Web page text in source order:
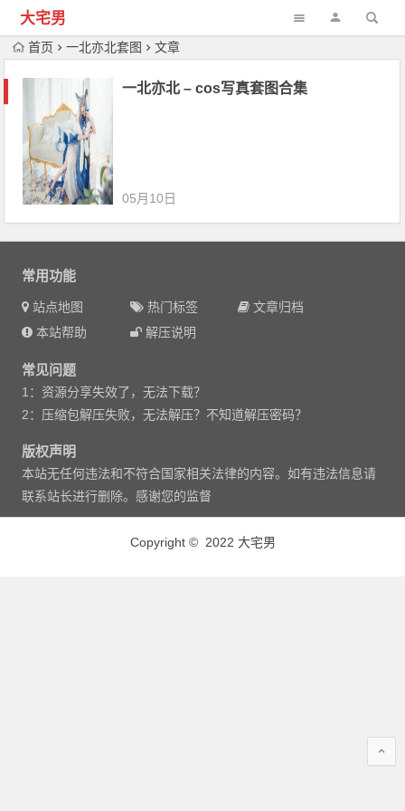
大宅男
首页 一北亦北套图 文章
一北亦北 – cos写真套图合集
05月10日
常用功能
站点地图 热门标签
文章归档
本站帮助
解压说明
常见问题
1：资源分享失效了，无法下载？
2：压缩包解压失败，无法解压？不知道解压密码？
版权声明
本站无任何违法和不符合国家相关法律的内容。如有违法信息请
联系站长进行删除。感谢您的监督
Copyright © 2022 大宅男